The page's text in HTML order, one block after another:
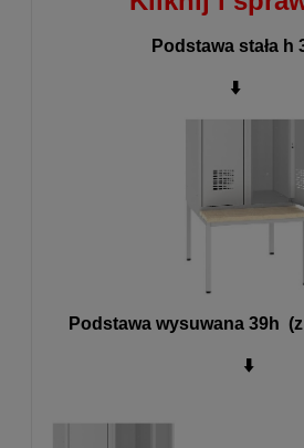
Podstawa stała h
Podstawa wysuwana 39h
⬇️